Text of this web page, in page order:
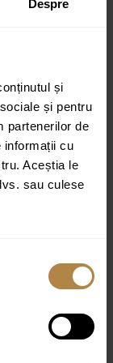
Despre
și
și pentru
partenerilor de
informații cu
Aceștia le
sau culese
ALB